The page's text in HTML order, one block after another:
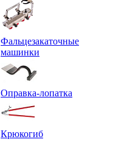
Фальцезакаточные
машинки
Оправка-лопатка
Крюкогиб